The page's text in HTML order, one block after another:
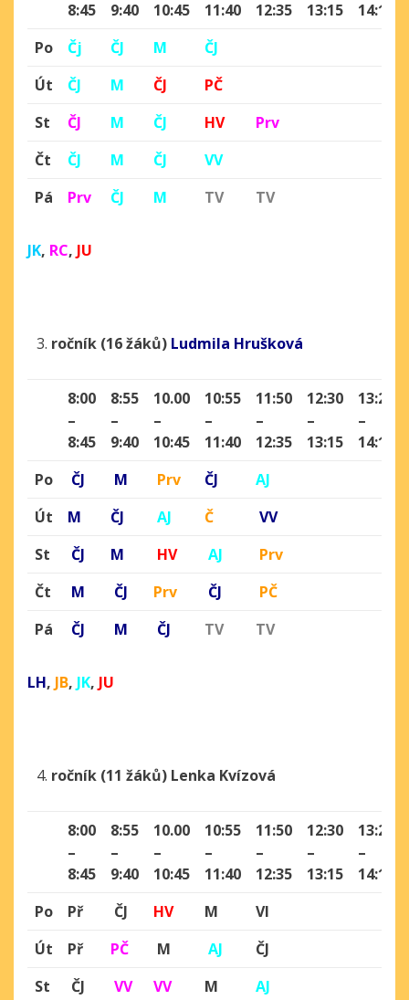
8:45
9:40
10:45
11:40
12:35
13:15
14:10
Po
Čj ČJ M
ČJ
Út
ČJ M ČJ
PČ
St
ČJ M ČJ HV
Prv
Čt
ČJ M ČJ
VV
Pá
Prv ČJ M TV TV
JK, RC, JU
ročník (16 žáků) Ludmila Hrušková
8:00
–
8:45
8:55
–
9:40
10.00
–
10:45
10:55
–
11:40
11:50
–
12:35
12:30
–
13:15
13:25
–
14:10
Po
ČJ M Prv ČJ
AJ
Út
M ČJ AJ Č
VV
St
ČJ M HV AJ
Prv
Čt
M ČJ Prv ČJ
PČ
Pá
ČJ M ČJ TV TV
LH, JB, JK, JU
ročník (11 žáků) Lenka Kvízová
8:00
–
8:45
8:55
–
9:40
10.00
–
10:45
10:55
–
11:40
11:50
–
12:35
12:30
–
13:15
13:25
–
14:10
Po
Př ČJ HV M
Vl
Út
Př PČ M AJ
ČJ
St
ČJ VV VV M
AJ